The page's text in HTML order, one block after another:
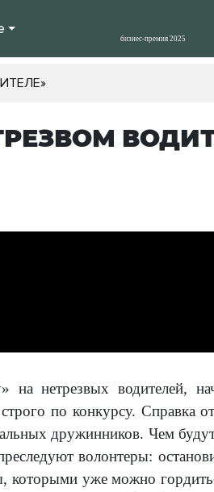
на нетрезвых водителей,
по конкурсу. Справка
дружинников. Чем
волонтеры:
которыми уже можно